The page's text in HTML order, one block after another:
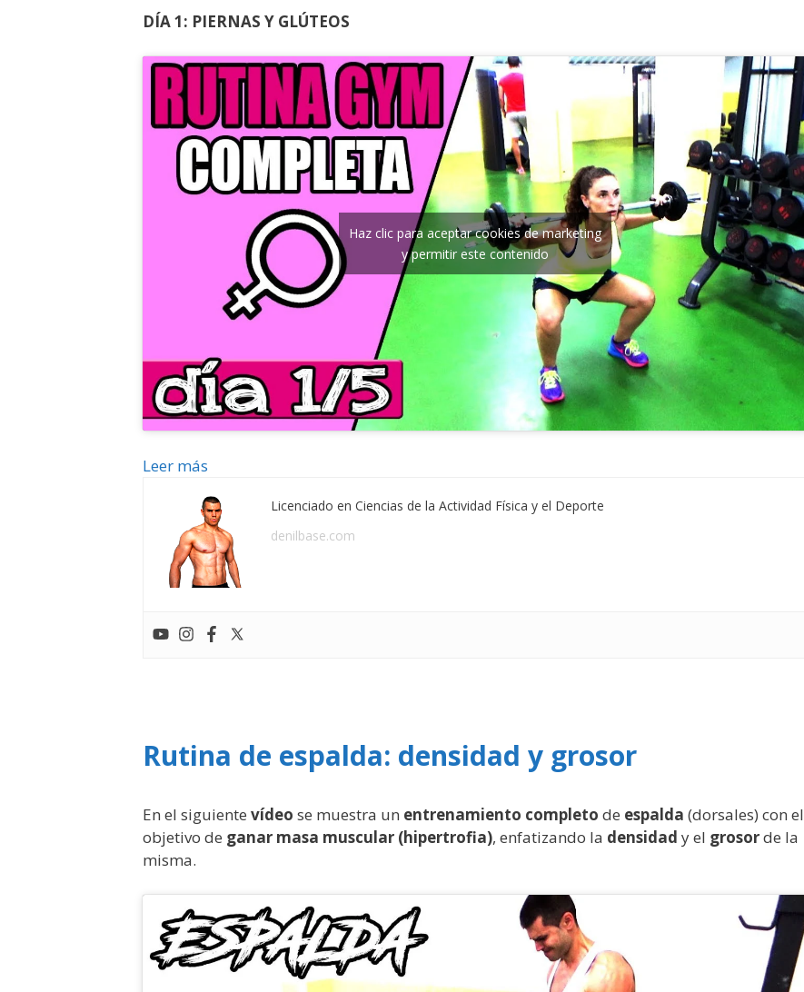
DÍA 1: PIERNAS Y GLÚTEOS
Haz clic para aceptar cookies de marketing
y permitir este contenido
Leer más
Licenciado en Ciencias de la Actividad Física y el Deporte
denilbase.com
Rutina de espalda: densidad y grosor
En el siguiente vídeo se muestra un entrenamiento completo de espalda (dorsales) con el
objetivo de ganar masa muscular (hipertrofia), enfatizando la densidad y el grosorde la
misma.